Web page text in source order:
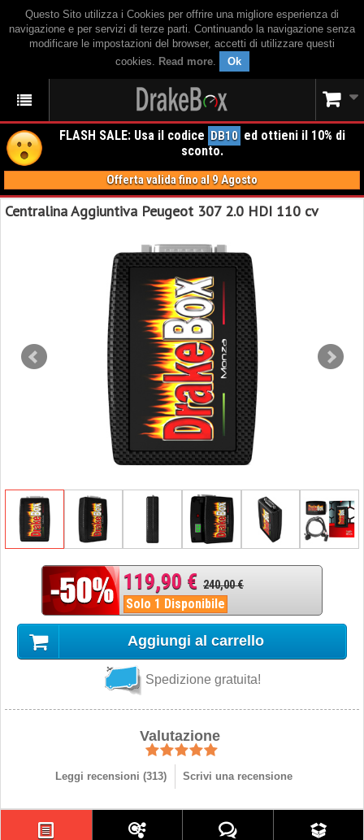
Questo Sito utilizza i Cookies per offrire una migliore esperienza di
navigazione e per servizi di terze parti. Continuando la navigazione senza
modificare le impostazioni del browser, accetti di utilizzare questi
cookies. Read more. Ok
FLASH SALE: Usa il codice DB10 ed ottieni il 10% di
sconto.
Offerta valida fino al 9 Agosto
Centralina Aggiuntiva Peugeot 307 2.0 HDI 110 cv
119,90 € 240,00 €
Solo 1 Disponibile
Aggiungi al carrello
Spedizione gratuita!
Valutazione
Leggi recensioni (313) Scrivi una recensione